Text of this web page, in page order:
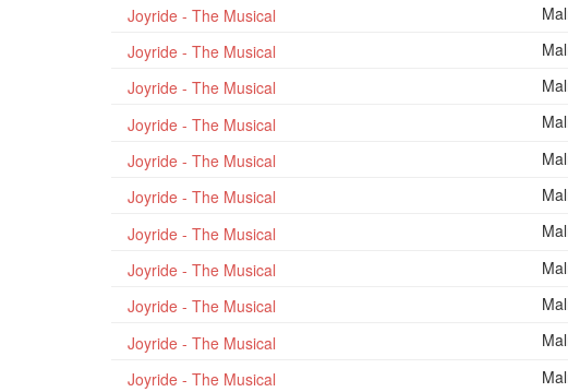
Joyride - The Musical
Joyride - The Musical
Joyride - The Musical
Joyride - The Musical
Joyride - The Musical
Joyride - The Musical
Joyride - The Musical
Joyride - The Musical
Joyride - The Musical
Joyride - The Musical
Joyride - The Musical